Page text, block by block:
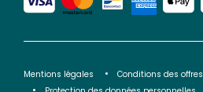
Mentions légales Conditions des offres